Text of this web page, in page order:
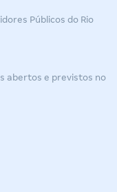
Públicos do Rio
abertos e previstos no